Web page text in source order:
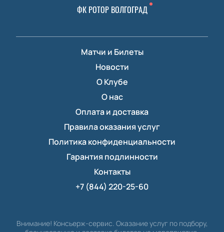
ФК РОТОР ВОЛГОГРАД
Матчи и Билеты
Новости
О Клубе
О нас
Оплата и доставка
Правила оказания услуг
Политика конфиденциальности
Гарантия подлинности
Контакты
+7 (844) 220-25-60
Внимание! Консьерж-сервис. Оказание услуг по подбору,